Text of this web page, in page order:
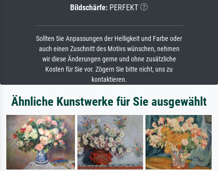
Bildschärfe: PERFEKT
Sollten Sie Anpassungen der Helligkeit und Farbe oder
auch einen Zuschnitt des Motivs wünschen, nehmen
wir diese Änderungen gerne und ohne zusätzliche
Kosten für Sie vor. Zögern Sie bitte nicht, uns zu
kontaktieren.
Ähnliche Kunstwerke für Sie ausgewählt